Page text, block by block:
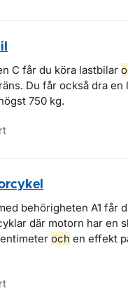
C får du köra lastbilar
Du får också dra en
750 kg.
behörigheten A1 får
där motorn har en
och en effekt